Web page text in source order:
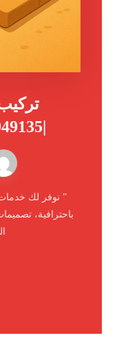
|0502949135| خصم 30%
” نوفر لك
باحترافية،